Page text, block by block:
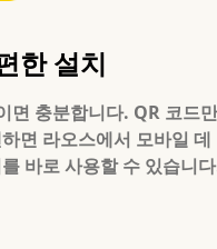
한 설치
면 충분합니다. QR 코드만
면 라오스에서 모바일 데
바로 사용할 수 있습니